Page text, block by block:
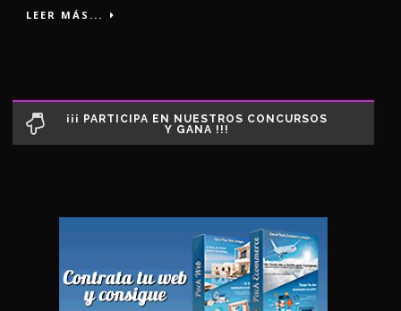
LEER MÁS...
¡¡¡ PARTICIPA EN NUESTROS CONCURSOS
Y GANA !!!